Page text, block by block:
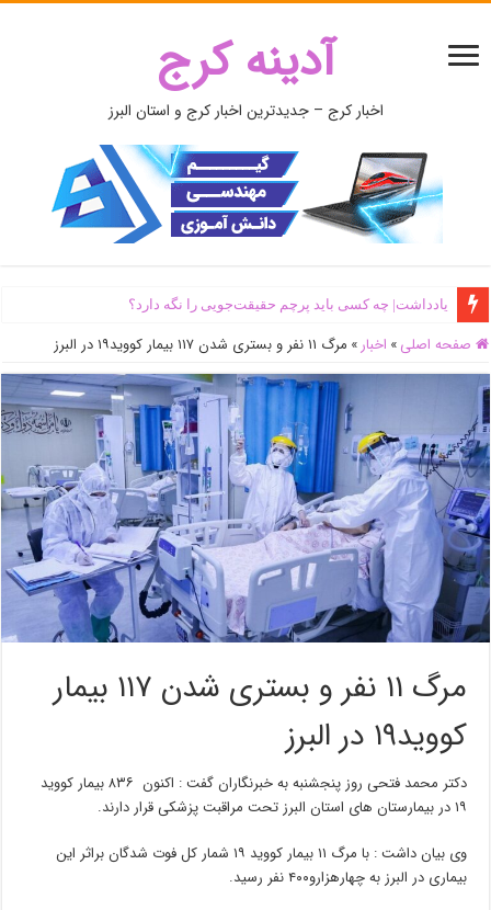
آدینه کرج
اخبار کرج – جدیدترین اخبار کرج و استان البرز
یادداشت| ‌چه کسی باید پرچم حقیقت‌جویی را نگه دارد؟
صفحه اصلی » اخبار » مرگ ۱۱ نفر و بستری شدن ۱۱۷ بیمار کووید۱۹ در البرز
مرگ ۱۱ نفر و بستری شدن ۱۱۷ بیمار
کووید۱۹ در البرز
دکتر محمد فتحی روز پنجشنبه به خبرنگاران گفت : اکنون ۸۳۶ بیمار کووید
۱۹ در بیمارستان های استان البرز تحت مراقبت پزشکی قرار دارند.
وی بیان داشت : با مرگ ۱۱ بیمار کووید ۱۹ شمار کل فوت شدگان براثر این
بیماری در البرز به چهارهزارو۴۰۰ نفر رسید.